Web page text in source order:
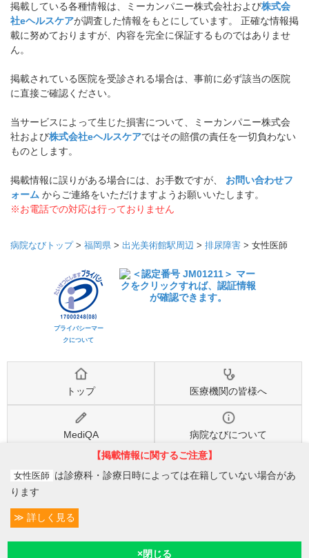
掲載している各種情報は、ミーカンパニー株式会社および株式会
社eヘルスケアが調査した情報をもとにしています。 正確な情報掲
載に努めておりますが、内容を完全に保証するものではありませ
ん。
掲載されている医院を受診される場合は、事前に必ず該当の医院
に直接ご確認ください。
当サービスによって生じた損害について、ミーカンパニー株式会
社および株式会社eヘルスケアではその賠償の責任を一切負わない
ものとします。
掲載情報に誤りがある場合には、お手数ですが、 お問い合わせフ
ォーム からご連絡をいただけますようお願いいたします。
※お電話での対応は行っておりません
病院なびトップ> 福岡県 > 出光美術館駅周辺 > 排尿障害 > 女性医師
プライバシーマー
クについて
トップ 医療機関の皆様へ
MediQA 病院なびについて
病院なび利用規約 個人情報保護方針
現在診療
【掲載情報に関するご注意】
女性医師 は診療科・診療日時によっては在籍していない場合があ
ります
詳しく見る